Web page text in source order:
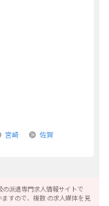
宮崎
佐賀
の派遣専門求人情報サイトで
すので、複数 の求人媒体を見